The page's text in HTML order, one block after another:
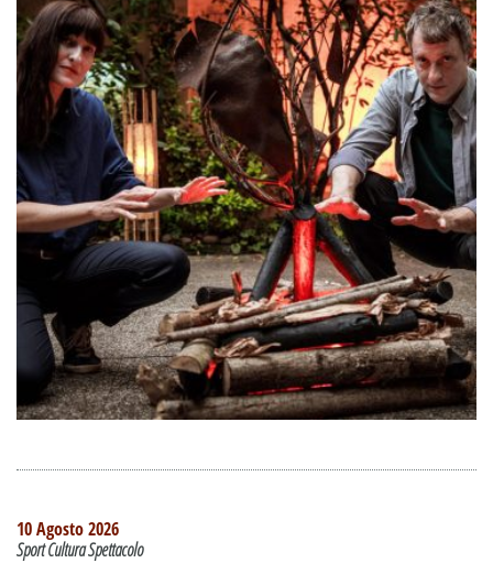
10 Agosto 2026
Sport Cultura Spettacolo